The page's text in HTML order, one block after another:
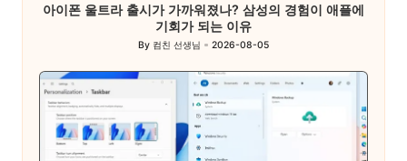
아이폰 울트라 출시가 가까워졌나? 삼성의 경험이 애플에
기회가 되는 이유
Posted
By 컴친 선생님 2026-08-05